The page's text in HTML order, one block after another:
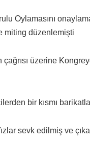
Oylamasını
miting düzenlemişti
üzerine
bir kısmı
sevk edilmiş ve